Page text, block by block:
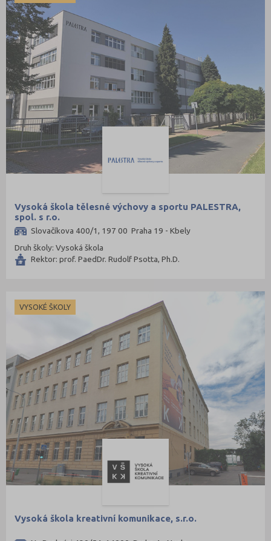
Vysoká škola tělesné výchovy a sportu PALESTRA,
spol. s r.o.
Slovačíkova 400/1, 197 00 Praha 19 - Kbely
Druh školy: Vysoká škola
Rektor: prof. PaedDr. Rudolf Psotta, Ph.D.
VYSOKÉ ŠKOLY
Vysoká škola kreativní komunikace, s.r.o.